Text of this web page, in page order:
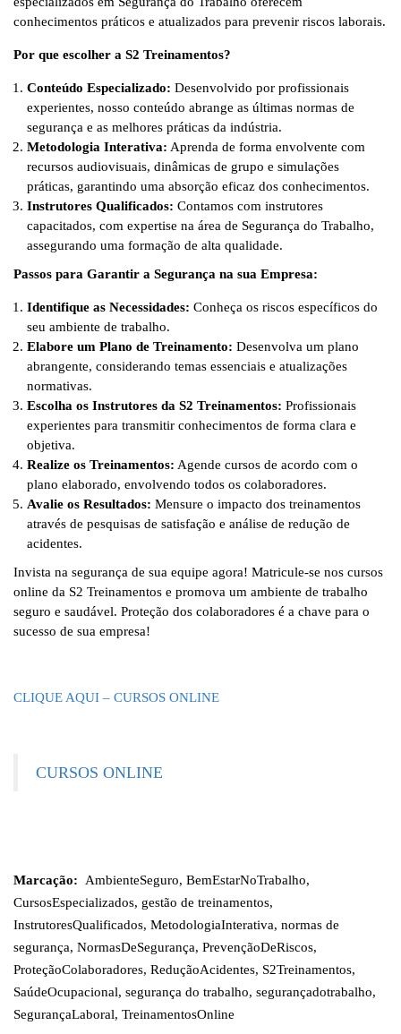
conhecimentos práticos e atualizados para prevenir riscos laborais.
Por que escolher a S2 Treinamentos?
Conteúdo Especializado: Desenvolvido por profissionais
experientes, nosso conteúdo abrange as últimas normas de
segurança e as melhores práticas da indústria.
Metodologia Interativa: Aprenda de forma envolvente com
recursos audiovisuais, dinâmicas de grupo e simulações
práticas, garantindo uma absorção eficaz dos conhecimentos.
Instrutores Qualificados: Contamos com instrutores
capacitados, com expertise na área de Segurança do Trabalho,
assegurando uma formação de alta qualidade.
Passos para Garantir a Segurança na sua Empresa:
Identifique as Necessidades: Conheça os riscos específicos do
seu ambiente de trabalho.
Elabore um Plano de Treinamento: Desenvolva um plano
abrangente, considerando temas essenciais e atualizações
normativas.
Escolha os Instrutores da S2 Treinamentos: Profissionais
experientes para transmitir conhecimentos de forma clara e
objetiva.
Realize os Treinamentos: Agende cursos de acordo com o
plano elaborado, envolvendo todos os colaboradores.
Avalie os Resultados: Mensure o impacto dos treinamentos
através de pesquisas de satisfação e análise de redução de
acidentes.
Invista na segurança de sua equipe agora! Matricule-se nos cursos
online da S2 Treinamentos e promova um ambiente de trabalho
seguro e saudável. Proteção dos colaboradores é a chave para o
sucesso de sua empresa!
CLIQUE AQUI – CURSOS ONLINE
CURSOS ONLINE
Marcação: AmbienteSeguro, BemEstarNoTrabalho,
CursosEspecializados, gestão de treinamentos,
InstrutoresQualificados, MetodologiaInterativa, normas de
segurança, NormasDeSegurança, PrevençãoDeRiscos,
ProteçãoColaboradores, ReduçãoAcidentes, S2Treinamentos,
SaúdeOcupacional, segurança do trabalho, segurançadotrabalho,
SegurançaLaboral, TreinamentosOnline